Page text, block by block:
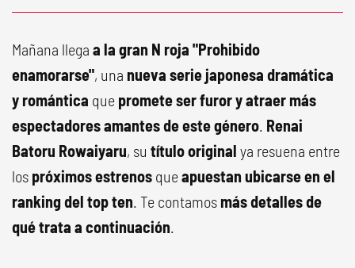
Mañana llega a la gran N roja "Prohibido
enamorarse", una nueva serie japonesa dramática
y romántica que promete ser furor y atraer más
espectadoresamantes de este género. Renai
Batoru Rowaiyaru, su título original ya resuena entre
los próximos estrenos queapuestan ubicarse en el
ranking del top ten. Te contamos más detalles de
qué trata a continuación.